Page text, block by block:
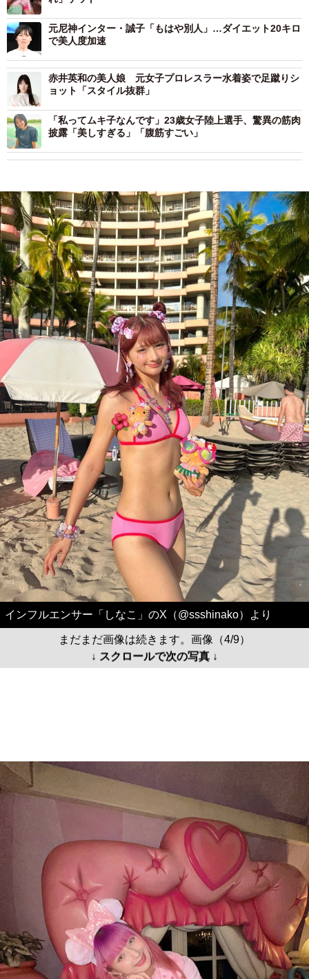
元尼神インター・誠子「もはや別人」…ダイエット20キロ
で美人度加速
赤井英和の美人娘 元女子プロレスラー水着姿で足蹴りシ
ョット「スタイル抜群」
「私ってムキ子なんです」23歳女子陸上選手、驚異の筋肉
披露「美しすぎる」「腹筋すごい」
インフルエンサー「しなこ」のX（@ssshinako）より
まだまだ画像は続きます。画像（4/9）
↓ スクロールで次の写真 ↓